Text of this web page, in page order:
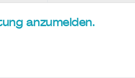
anzumelden.